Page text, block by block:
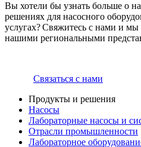
Вы хотели бы узнать больше о
решениях для насосного
услугах? Свяжитесь с нами и
нашими региональными
Связаться с нами
Продукты и решения
Насосы
Лабораторные насосы и
Отрасли промышленности
Лабораторное